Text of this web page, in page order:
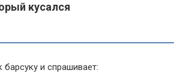
кусался
и спрашивает: